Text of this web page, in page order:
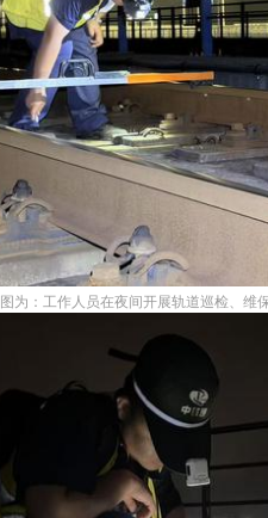
图为：工作人员在夜间开展轨道巡检、维